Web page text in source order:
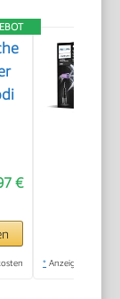
€
* Anzeige